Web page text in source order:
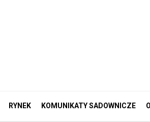
RYNEK KOMUNIKATY SADOWNICZE